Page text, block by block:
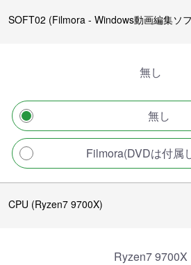
SOFT02 (Filmora - Windows動画編集ソ
無し
無し
Filmora(DVDは付属
CPU (Ryzen7 9700X)
Ryzen7 9700X